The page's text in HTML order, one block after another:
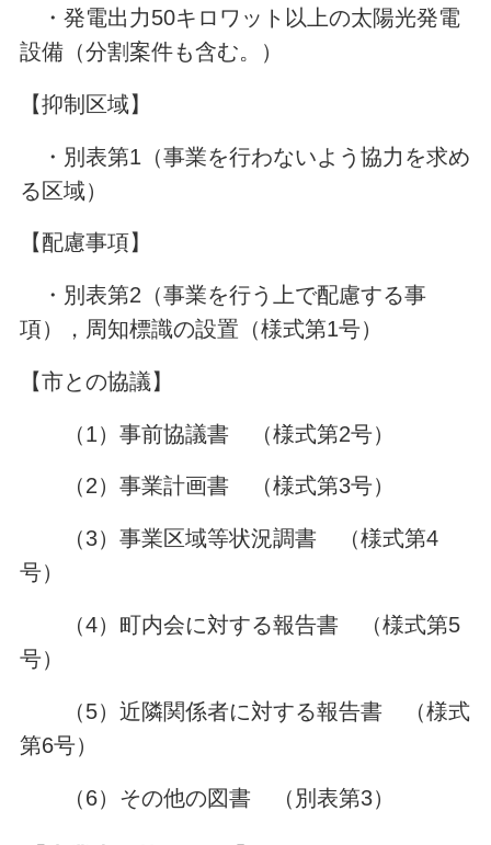
・発電出力50キロワット以上の太陽光発電
設備（分割案件も含む。）
【抑制区域】
・別表第1（事業を行わないよう協力を求め
る区域）
【配慮事項】
・別表第2（事業を行う上で配慮する事
項），周知標識の設置（様式第1号）
【市との協議】
（1）事前協議書 （様式第2号）
（2）事業計画書 （様式第3号）
（3）事業区域等状況調書 （様式第4
号）
（4）町内会に対する報告書 （様式第5
号）
（5）近隣関係者に対する報告書 （様式
第6号）
（6）その他の図書 （別表第3）